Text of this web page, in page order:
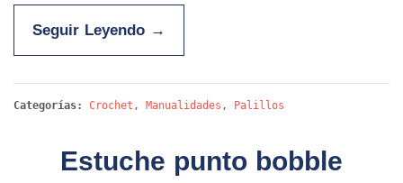
Seguir Leyendo →
Categorías: Crochet , Manualidades , Palillos
Estuche punto bobble